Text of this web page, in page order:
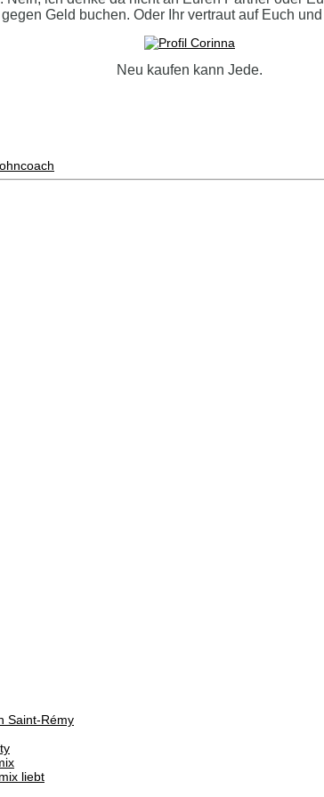
Geld buchen. Oder Ihr vertraut auf Euch
Neu kaufen kann Jede.
Saint-Rémy
liebt